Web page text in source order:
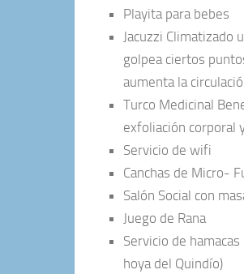
Playita para bebes
Jacuzzi Climatizado
golpea ciertos
aumenta la
Turco Medicinal
exfoliación corporal
Servicio de wifi
Canchas de Micro-
Salón Social con
Juego de Rana
Servicio de
hoya del Quindío)